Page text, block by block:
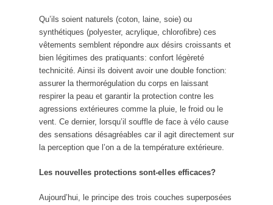
Qu’ils soient naturels (coton, laine, soie) ou
synthétiques (polyester, acrylique, chlorofibre) ces
vêtements semblent répondre aux désirs croissants et
bien légitimes des pratiquants: confort légèreté
technicité. Ainsi ils doivent avoir une double fonction:
assurer la thermorégulation du corps en laissant
respirer la peau et garantir la protection contre les
agressions extérieures comme la pluie, le froid ou le
vent. Ce dernier, lorsqu’il souffle de face à vélo cause
des sensations désagréables car il agit directement sur
la perception que l’on a de la température extérieure.
Les nouvelles protections sont-elles efficaces?
Aujourd’hui, le principe des trois couches superposées